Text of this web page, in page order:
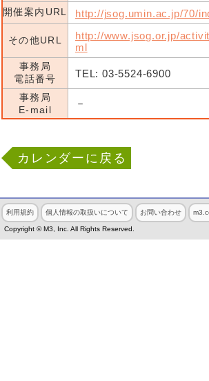
開催案内URL
http://jsog.umin.ac.jp/70/
その他URL
http://www.jsog.or.jp/
ml
事務局
電話番号
TEL: 03-5524-6900
事務局
E-mail
－
カレンダーに戻る
利用規約 個人情報の取扱いについて お問い合わせ
Copyright © M3, Inc. All Rights Reserved.